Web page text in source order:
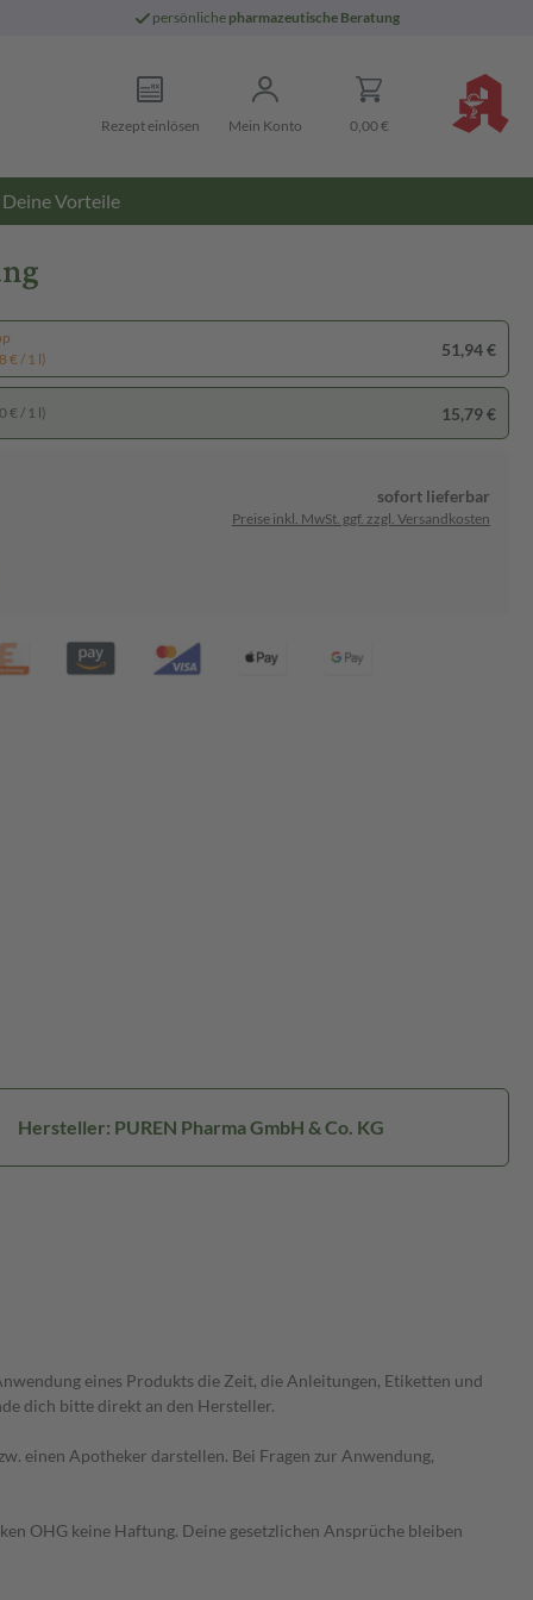
persönliche pharmazeutische Beratung
Rezept einlösen Mein Konto 0,00 €
Deine Vorteile
€ / 1 l)
51,94 €
€ / 1 l) 15,79 €
sofort lieferbar
Preise inkl. MwSt. ggf. zzgl. Versandkosten
Hersteller: PUREN Pharma GmbH & Co. KG
eines Produkts die Zeit, die Anleitungen, Etiketten und
dich bitte direkt an den Hersteller.
einen Apotheker darstellen. Bei Fragen zur Anwendung,
OHG keine Haftung. Deine gesetzlichen Ansprüche bleiben